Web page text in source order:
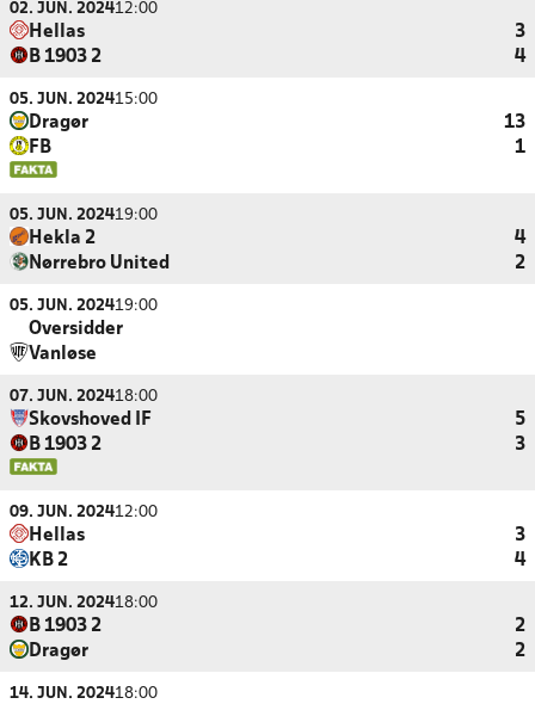
02. JUN. 202412:00
Hellas
3
B 1903 2
4
05. JUN. 202415:00
Dragør
13
FB
1
05. JUN. 202419:00
Hekla 2
4
Nørrebro United
2
05. JUN. 202419:00
Oversidder
Vanløse
07. JUN. 202418:00
Skovshoved IF
5
B 1903 2
3
09. JUN. 202412:00
Hellas
3
KB 2
4
12. JUN. 202418:00
B 1903 2
2
Dragør
2
14. JUN. 202418:00